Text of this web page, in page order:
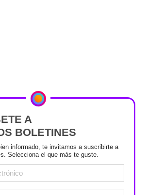
A
BOLETINES
informado, te invitamos a suscribirte a
Selecciona el que más te guste.